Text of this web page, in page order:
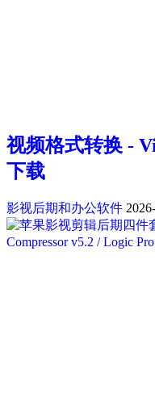
视频格式转换 -
下载
影视后期和办公软件